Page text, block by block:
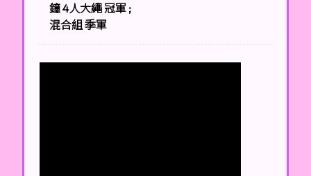
鐘 4人大繩 冠軍 ;
混合組 季軍